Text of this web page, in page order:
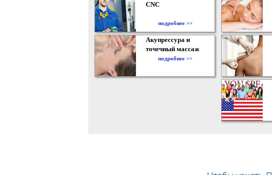
CNC
подробнее >>
Акупрессура и
точечный массаж
подробнее >>